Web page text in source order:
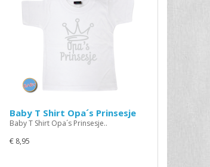
Baby T Shirt Opa´s Prinsesje
Baby T Shirt Opa´s Prinsesje..
€ 8,95